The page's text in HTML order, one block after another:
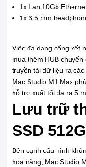
1x Lan 10Gb
1x 3.5 mm
Việc đa dạng cổng kết
mua thêm HUB
truyền tải dữ liệu ra các
Mac Studio M1 Max
hỗ trợ xuất tối đa ra 5
Lưu trữ
SSD
Bên cạnh cấu hình
họa nặng, Mac Studio